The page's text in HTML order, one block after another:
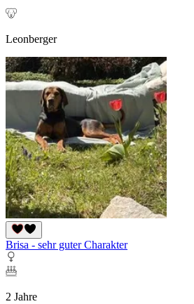
Leonberger
Brisa - sehr guter Charakter
2 Jahre